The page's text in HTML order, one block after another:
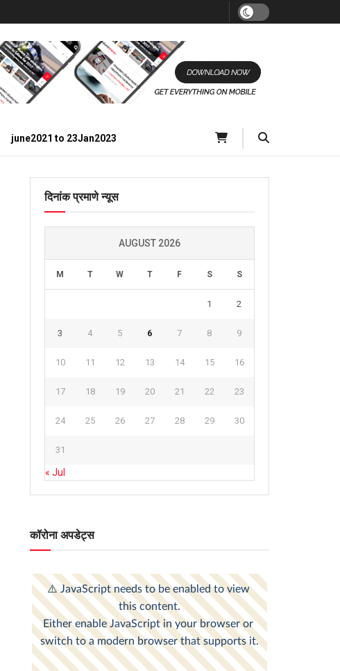
june2021 to 23Jan2023
दिनांक प्रमाणे न्यूस
AUGUST 2026
M T W T F S S
1 2
3 4 5 6 7 8 9
10 11 12 13 14 15 16
17 18 19 20 21 22 23
24 25 26 27 28 29 30
31
« Jul
कॉरोना अपडेट्स